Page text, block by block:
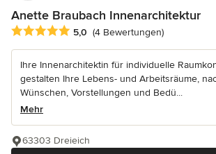
Anette Braubach Innenarchitektur
Durchschnittliche Bewertung: 5 von 5
5,0 (4 Bewertungen)
Ihre Innenarchitektin für individuelle
gestalten Ihre Lebens- und Arbeitsräume,
Wünschen, Vorstellungen und Bedü...
Mehr
63303 Dreieich